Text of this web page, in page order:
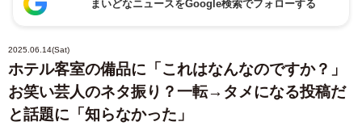
まいどなニュースをGoogle検索でフォローする
2025.06.14(Sat)
ホテル客室の備品に「これはなんなのですか？」
お笑い芸人のネタ振り？一転→タメになる投稿だ
と話題に「知らなかった」